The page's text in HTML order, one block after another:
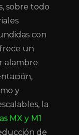
sobre todo
con
un
alambre
y
la
MX y M1
de